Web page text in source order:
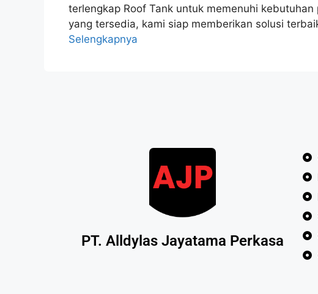
terlengkap Roof Tank untuk memenuhi
yang tersedia, kami siap memberikan solusi
Selengkapnya
PT. Alldylas Jayatama Perkasa